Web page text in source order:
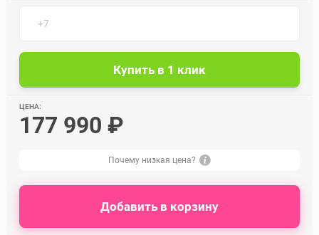
ЦЕНА:
177 990 ₽
Почему низкая цена?
Добавить в корзину